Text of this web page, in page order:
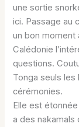
une sortie
ici. Passage au
un bon moment
Calédonie
questions.
Tonga seuls les
cérémonies.
Elle est
a des nakamals